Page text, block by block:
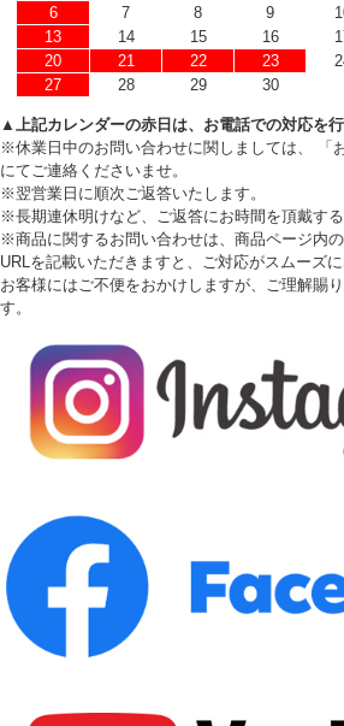
6
7 8 9
13
14 15 16
20
21 22 23
27
28 29 30
▲上記カレンダーの赤日は、お電話での対応を行
※休業日中のお問い合わせに関しましては、 「
にてご連絡くださいませ。
※翌営業日に順次ご返答いたします。
※長期連休明けなど、ご返答にお時間を頂戴する
※商品に関するお問い合わせは、商品ページ内
URLを記載いただきますと、ご対応がスムーズに
お客様にはご不便をおかけしますが、ご理解賜
す。